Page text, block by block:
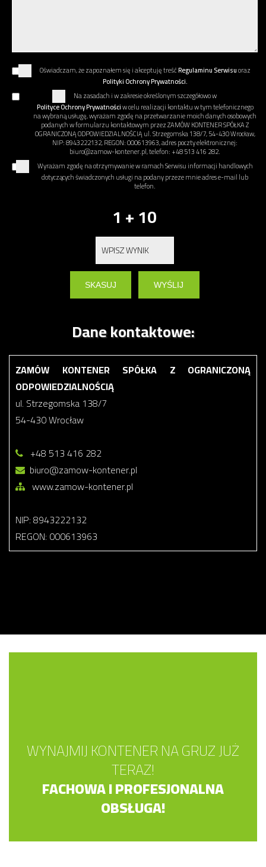
Oświadczam, że zapoznałem się i akceptuję treśćRegulaminu Serwisuoraz
Polityki Ochrony Prywatności.
Na zasadach i w zakresie określonym szczegółowo w
Polityce Ochrony Prywatnościw celu realizacji kontaktu w tym telefonicznego
na wybraną usługę, wyrażam zgodę na przetwarzanie moich danych osobowych
podanych w formularzu kontaktowym przez ZAMÓW KONTENER SPÓŁKA Z
OGRANICZONĄ ODPOWIEDZIALNOŚCIĄ ul. Strzegomska 138/7, 54-430 Wrocław,
NIP: 8943222132, REGON: 000613963, adres poczty elektronicznej:
biuro@zamow-kontener.pl, telefon: +48 513 416 282.
Wyrażam zgodę na otrzymywanie w ramach Serwisu informacji handlowych
dotyczących świadczonych usługi na podany przeze mnie adres e-mail lub
telefon.
1 + 10
Dane kontaktowe:
ZAMÓW KONTENER SPÓŁKA Z OGRANICZONĄ
ODPOWIEDZIALNOŚCIĄ
ul. Strzegomska 138/7
54-430 Wrocław
+48 513 416 282
biuro@zamow-kontener.pl
www.zamow-kontener.pl
NIP: 8943222132
REGON: 000613963
WYNAJMIJ KONTENER NA GRUZ JUŻ
TERAZ!
FACHOWA I PROFESJONALNA
OBSŁUGA!